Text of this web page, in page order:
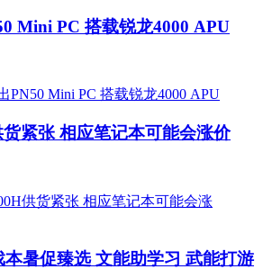
Mini PC 搭载锐龙4000 APU
紧张 相应笔记本可能会涨价
暑促臻选 文能助学习 武能打游